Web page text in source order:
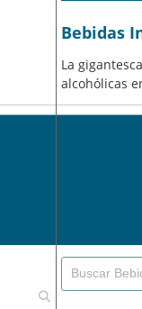
Bebidas
La
alcohólicas